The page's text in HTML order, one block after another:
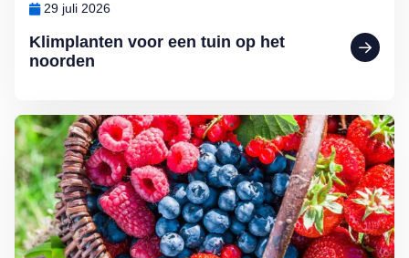
Klimplanten voor een tuin op het
noorden
29 juli 2026
Lees meer over Klein maar fijn: kleinfruit kweken in de (moes)tuin